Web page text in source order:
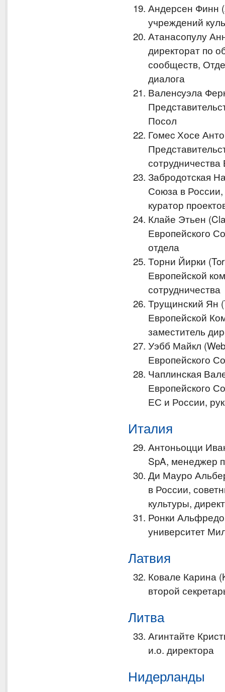
Андерсен Финн
учреждений
Атанасопулу
директорат по
сообществ,
диалога
Валенcуэла
Посол
Гомеc Хосе
Забродотская
Союза в
куратор
Клайе Этьен
Европейского
отдела
Торни Йирки
Европейской
сотрудничества
Трущинский Ян
Европейской
заместитель
Уэбб Майкл
Европейского
Чаплинская
Европейского
ЕС и России,
Италия
Антоньоцци
SpA, менеджер
Ди Мауро
в России,
культуры,
Ронки
университет
Латвия
Ковале Карина
второй
Литва
Агинтайте
и.о. директора
Нидерланды